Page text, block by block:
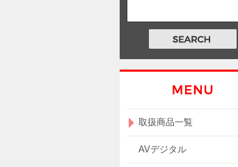
取扱商品一覧
AVデジタル